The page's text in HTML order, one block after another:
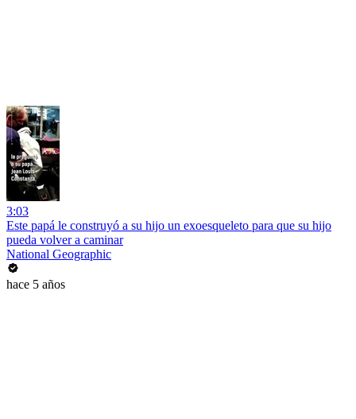
3:03
Este papá le construyó a su hijo un exoesqueleto para que su hijo
pueda volver a caminar
National Geographic
hace 5 años